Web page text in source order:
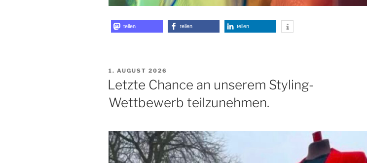
teilen teilen teilen
VERÖFFENTLICHT
AM
1. AUGUST 2026
Letzte Chance an unserem Styling-
Wettbewerb teilzunehmen.